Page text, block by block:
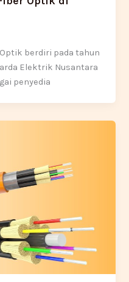
Optik berdiri pada tahun
Elektrik Nusantara
penyedia